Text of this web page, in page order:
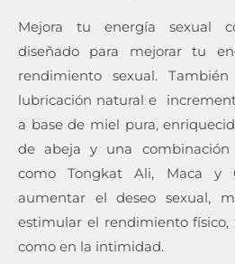
Mejora tu energía sexual
diseñado para mejorar tu
rendimiento sexual.
lubricación natural e
a base de miel pura,
de abeja y una combinación
como Tongkat Ali, Maca y
aumentar el deseo sexual,
estimular el rendimiento
como en la intimidad.